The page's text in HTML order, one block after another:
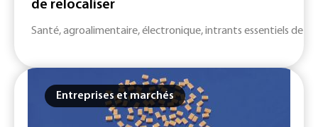
de relocaliser
Santé, agroalimentaire, électronique, intrants essentiels de
Entreprises et marchés